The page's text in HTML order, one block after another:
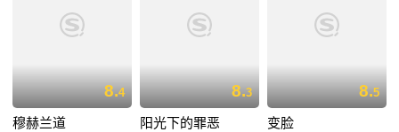
8.4
穆赫兰道
8.3
阳光下的罪恶
8.5
变脸